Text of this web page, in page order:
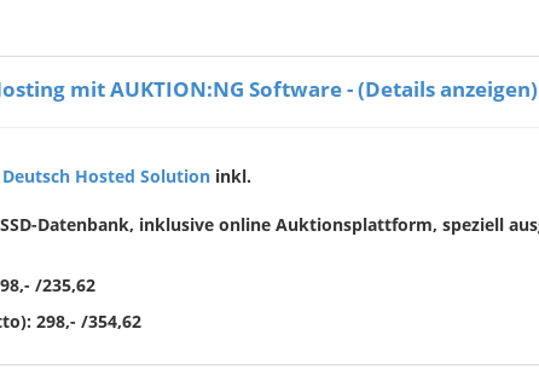
mit AUKTION:NG Software - (Details anzeigen)
Deutsch Hosted Solutioninkl.
Datenbank, inklusive online Auktionsplattform, speziell
/235,62
298,- /354,62